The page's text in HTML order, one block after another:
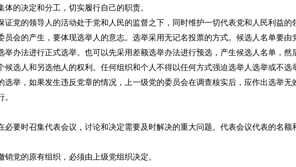
的决定和分工，切实履行自己的职责。
的领导人的活动处于党和人民的监督之下，同时维护一切代表党和人民利益的
的产生，要体现选举人的意志。选举采用无记名投票的方式。候选人名单要由
办法进行正式选举。也可以先采用差额选举办法进行预选，产生候选人名单，然
选人和另选他人的权利。任何组织和个人不得以任何方式强迫选举人选举或不选
，如果发生违反党章的情况，上一级党的委员会在调查核实后，应作出选举无
时召集代表会议，讨论和决定需要及时解决的重大问题。代表会议代表的名额
的原有组织，必须由上级党组织决定。